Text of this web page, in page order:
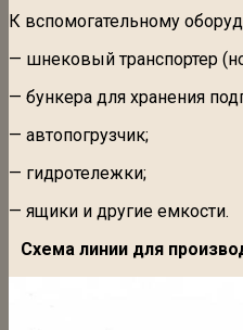
К вспомогательному
— шнековый транспортер
— бункера для хранения
— автопогрузчик;
— гидротележки;
— ящики и другие емкости.
Схема линии для